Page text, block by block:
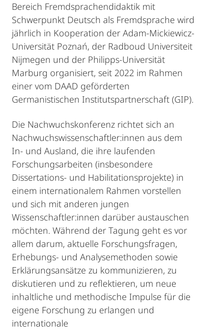
Bereich Fremdsprachendidaktik mit
Schwerpunkt Deutsch als Fremdsprache wird
jährlich in Kooperation der Adam-Mickiewicz-
Universität Poznań, der Radboud Universiteit
Nijmegen und der Philipps-Universität
Marburg organisiert, seit 2022 im Rahmen
einer vom DAAD geförderten
Germanistischen Institutspartnerschaft (GIP).
Die Nachwuchskonferenz richtet sich an
Nachwuchswissenschaftler:innen aus dem
In- und Ausland, die ihre laufenden
Forschungsarbeiten (insbesondere
Dissertations- und Habilitationsprojekte) in
einem internationalem Rahmen vorstellen
und sich mit anderen jungen
Wissenschaftler:innen darüber austauschen
möchten. Während der Tagung geht es vor
allem darum, aktuelle Forschungsfragen,
Erhebungs- und Analysemethoden sowie
Erklärungsansätze zu kommunizieren, zu
diskutieren und zu reflektieren, um neue
inhaltliche und methodische Impulse für die
eigene Forschung zu erlangen und
internationale